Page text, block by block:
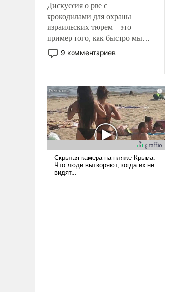
Дискуссия о рве с
крокодилами для охраны
израильских тюрем – это
пример того, как быстро мы
двигаемся по пути
революционных изменений.
псевдонаучной фантастики,
стало всерьез обсуждаемой
идеей.
9 комментариев